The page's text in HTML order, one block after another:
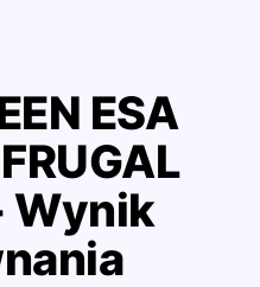
ESA
Wynik